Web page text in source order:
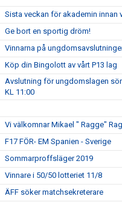
Sista veckan för akademin innan
Ge bort en sportig dröm!
Vinnarna på
Köp din Bingolott av vårt P13 lag
Avslutning för ungdomslagen
KL 11:00
Vi välkomnar Mikael " Ragge"
F17 FÖR- EM Spanien - Sverige
Sommarproffsläger 2019
Vinnare i 50/50 lotteriet 11/8
ÄFF söker matchsekreterare